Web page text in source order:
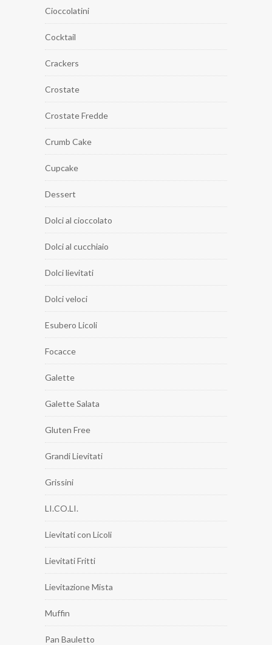
Cioccolatini
Cocktail
Crackers
Crostate
Crostate Fredde
Crumb Cake
Cupcake
Dessert
Dolci al cioccolato
Dolci al cucchiaio
Dolci lievitati
Dolci veloci
Esubero Licoli
Focacce
Galette
Galette Salata
Gluten Free
Grandi Lievitati
Grissini
LI.CO.LI.
Lievitati con Licoli
Lievitati Fritti
Lievitazione Mista
Muffin
Pan Bauletto